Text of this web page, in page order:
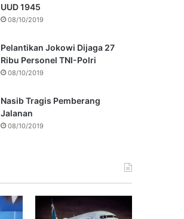
UUD 1945
08/10/2019
Pelantikan Jokowi Dijaga 27
Ribu Personel TNI-Polri
08/10/2019
Nasib Tragis Pemberang
Jalanan
08/10/2019